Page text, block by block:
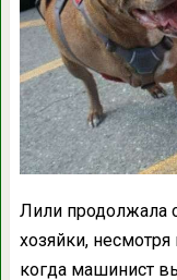
Лили продолжала
хозяйки,
когда машинист